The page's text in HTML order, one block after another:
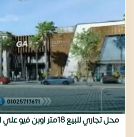
محل تجاري للبيع 18متر اوبن فيو علي البلازا